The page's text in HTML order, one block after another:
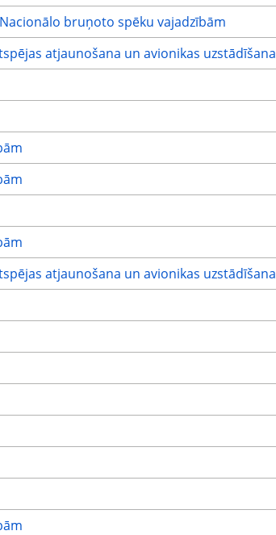
bruņoto spēku vajadzībām
atjaunošana un avionikas uzstādīšana
atjaunošana un avionikas uzstādīšana